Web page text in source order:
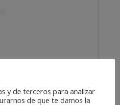
y de terceros para analizar
de que te damos la